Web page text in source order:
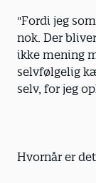
"Fordi jeg
nok. Der
ikke mening
selvfølgelig
selv, for jeg
Hvornår er